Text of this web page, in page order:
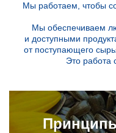
Мы работаем, чтобы
Мы обеспечиваем
и доступными
от поступающего
Это работа